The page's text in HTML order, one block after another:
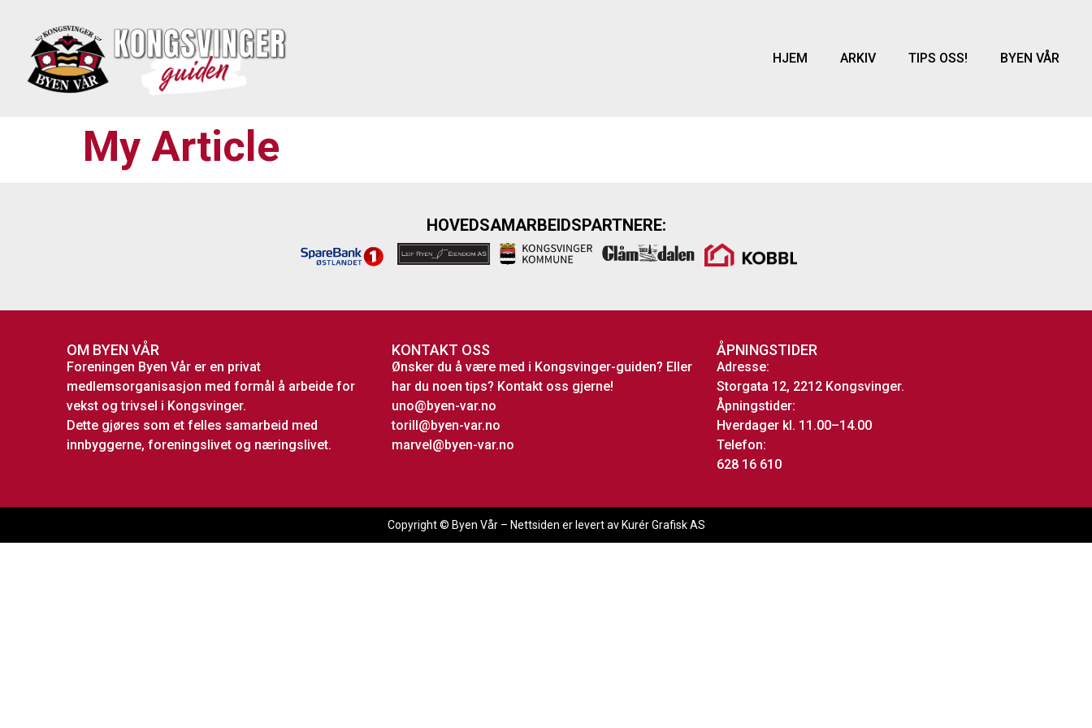
HJEM ARKIV TIPS OSS! BYEN VÅR
My Article
HOVEDSAMARBEIDSPARTNERE:
OM BYEN VÅR
Foreningen Byen Vår er en privat
medlemsorganisasjon med formål å arbeide for
vekst og trivsel i Kongsvinger.
Dette gjøres som et felles samarbeid med
innbyggerne, foreningslivet og næringslivet.
KONTAKT OSS
Ønsker du å være med i Kongsvinger-guiden? Eller
har du noen tips? Kontakt oss gjerne!
uno@byen-var.no
torill@byen-var.no
marvel@byen-var.no
ÅPNINGSTIDER
Adresse:
Storgata 12, 2212 Kongsvinger.
Åpningstider:
Hverdager kl. 11.00–14.00
Telefon:
628 16 610
Copyright © Byen Vår – Nettsiden er levert av Kurér Grafisk AS